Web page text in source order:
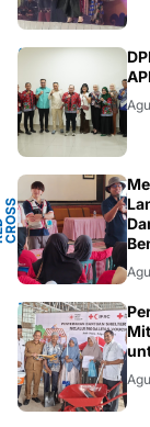
ANEWS
N
S
TY
ACEH